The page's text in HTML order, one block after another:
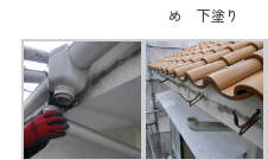
め 下塗り